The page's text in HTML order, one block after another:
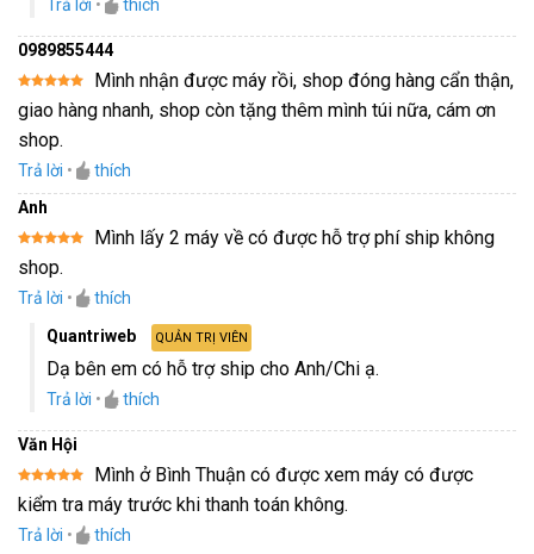
Trả lời • thích
0989855444
Được xếp
hạng5 5
Mình nhận được máy rồi, shop đóng hàng cẩn thận,
giao hàng nhanh, shop còn tặng thêm mình túi nữa, cám ơn
shop.
Trả lời •
thích
Anh
Được xếp
hạng55
Mình lấy 2 máy về có được hỗ trợ phí ship không
shop.
Trả lời •
thích
Quantriweb
QUẢN TRỊ VIÊN
Dạ bên em có hỗ trợ ship cho Anh/Chi ạ.
Trả lời • thích
Văn Hội
Được xếp
hạng
5
Mình ở Bình Thuận có được xem máy có được
kiểm tra máy trước khi thanh toán không.
Trả lời •
thích